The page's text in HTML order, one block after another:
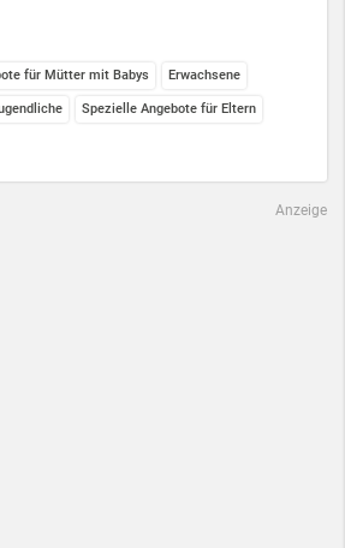
für Mütter mit Babys Erwachsene
Spezielle Angebote für Eltern
Anzeige